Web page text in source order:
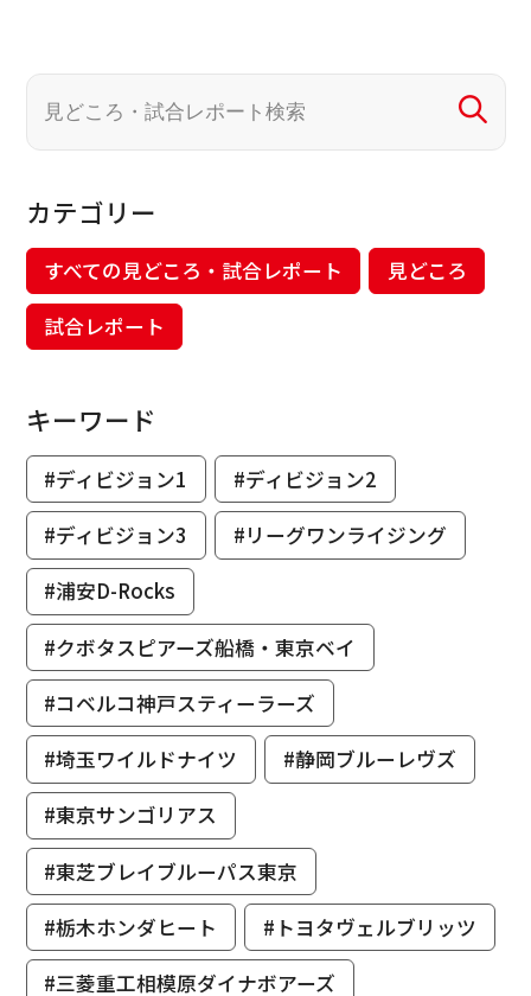
カテゴリー
すべての見どころ・試合レポート
見どころ
試合レポート
キーワード
#ディビジョン1
#ディビジョン2
#ディビジョン3
#リーグワンライジング
#浦安D-Rocks
#クボタスピアーズ船橋・東京ベイ
#コベルコ神戸スティーラーズ
#埼玉ワイルドナイツ
#静岡ブルーレヴズ
#東京サンゴリアス
#東芝ブレイブルーパス東京
#栃木ホンダヒート
#トヨタヴェルブリッツ
#三菱重工相模原ダイナボアーズ